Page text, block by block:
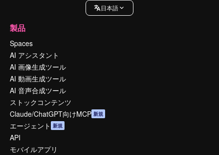
日本語
製品
Spaces
AI アシスタント
AI 画像生成ツール
AI 動画生成ツール
AI 音声合成ツール
ストックコンテンツ
Claude/ChatGPT向けMCP 新規
エージェント 新規
API
モバイルアプリ